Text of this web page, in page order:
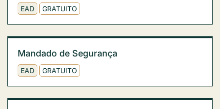
EAD GRATUITO
Mandado de Segurança
EAD GRATUITO